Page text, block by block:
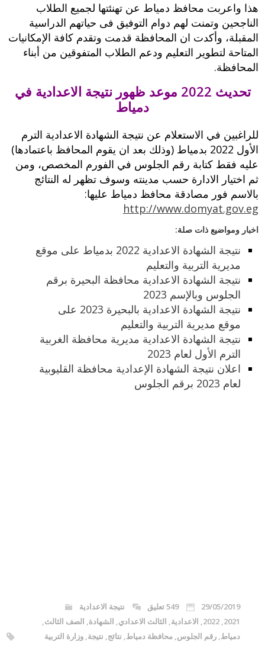
هذا واعربت محافظ دمياط عن تهنئتها لجميع الطلاب
الناجحين وتمنت لهم دوام التوفيق فى حياتهم الدراسية
المقبلة، وأكدت ان المحافظة قدمت وتقدم كافة الإمكانيات
المتاحة لتطوير التعليم ودعم الطلاب المتفوقين من أبناء
المحافظة.
تحديث 2022 موعد ظهور نتيجة الاعدادية في
دمياط
للراغبين في الاستعلام عن نتيجة الشهادة الاعدادية الترم
الأول 2022 بدمياط (وذلك بعد ان يقوم المحافظ باعتمادها)
عليه فقط كتابة رقم الجلوس في الفورم المخصص، ومن
ثم اختيار الادارة حسب مدينته وسوف تظهر له النتائج
بالاسم فور مصادقة محافظ دمياط عليها:
http://www.domyat.gov.eg
اخبار ومواضيع ذات صلة:
نتيجة الشهادة الاعدادية 2022 بدمياط على موقع
مديرية التربية والتعليم
نتيجة الشهادة الاعدادية محافظة البحيرة برقم
الجلوس وبالإسم 2023
نتيجة الشهادة الاعدادية بالبحيرة 2023 على
موقع مديرية التربية والتعليم
نتيجة الشهادة الاعدادية مديرية محافظة الغربية
الترم الأول لعام 2023
اعلان نتيجة الشهادة الإعدادية محافظة القليوبية
لعام 2023 برقم الجلوس
29/05/2019 549 تعليق
نتيجة الاعدادية
2021
,
2022
, الاعدادية, الثالث الاعدادي, الشهادة, الصف الثالث,
دمياط,رقم الجلوس,محافظة دمياط, نتائج, نتيجة,وزارة التربية